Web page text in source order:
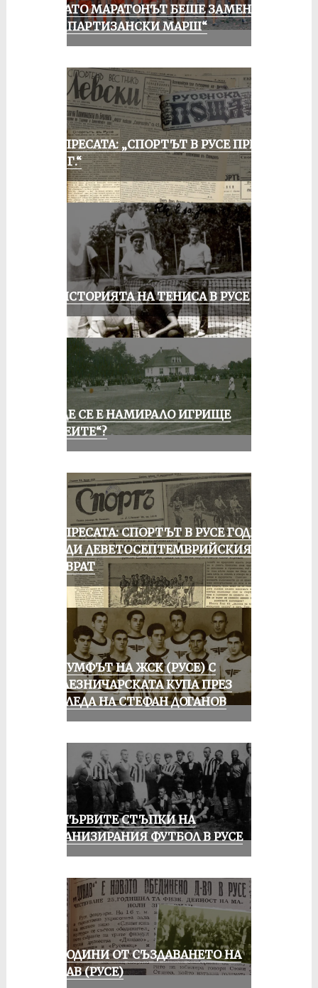
КОГАТО МАРАТОНЪТ БЕШЕ ЗАМЕНЕН
ОТ „ПАРТИЗАНСКИ МАРШ“
ОТ ПРЕСАТА: „СПОРТЪТ В РУСЕ ПРЕЗ
1935 Г.“
ЗА ИСТОРИЯТА НА ТЕНИСА В РУСЕ
КЪДЕ СЕ Е НАМИРАЛО ИГРИЩЕ
„АЛЕИТЕ“?
ОТ ПРЕСАТА: СПОРТЪТ В РУСЕ ГОДИНА
ПРЕДИ ДЕВЕТОСЕПТЕМВРИЙСКИЯ
ПРЕВРАТ
ТРИУМФЪТ НА ЖСК (РУСЕ) С
ЖЕЛЕЗНИЧАРСКАТА КУПА ПРЕЗ
ПОГЛЕДА НА СТЕФАН ДОГАНОВ
ЗА ПЪРВИТЕ СТЪПКИ НА
ОРГАНИЗИРАНИЯ ФУТБОЛ В РУСЕ
70 ГОДИНИ ОТ СЪЗДАВАНЕТО НА
ДУНАВ (РУСЕ)